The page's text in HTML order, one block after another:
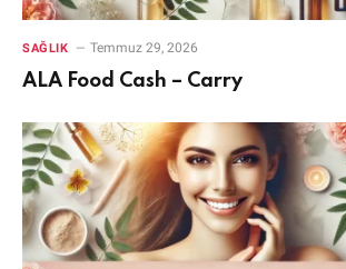
SAĞLIK Temmuz 29, 2026
ALA Food Cash – Carry